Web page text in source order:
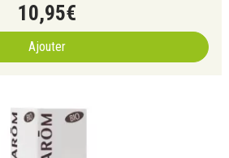
10,95€
Ajouter